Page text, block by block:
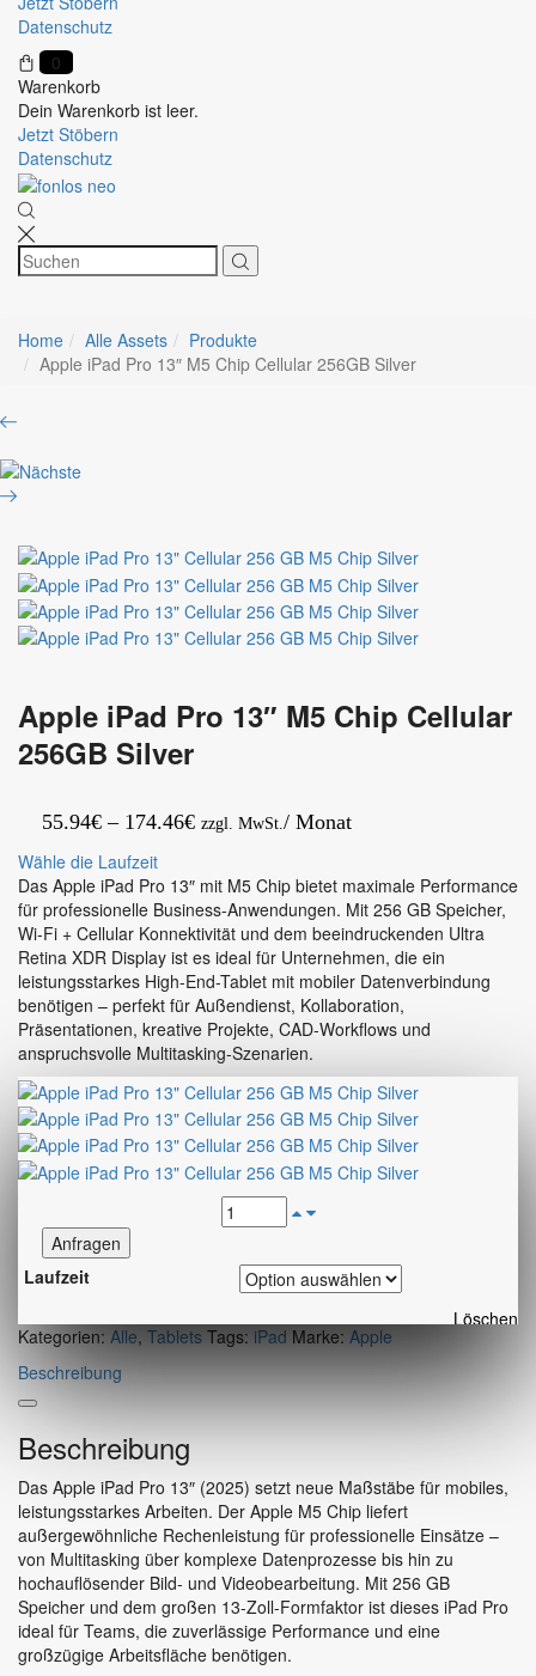
Datenschutz
0
Warenkorb
Dein Warenkorb ist leer.
Jetzt Stöbern
Datenschutz
Home Alle Assets
Produkte
Apple iPad Pro 13″ M5 Chip Cellular 256GB Silver
Product
Apple
Pro
13″
Cellular
1TB
Silver
Samsung
Galaxy
Black
Apple iPad Pro 13″ M5 Chip Cellular
256GB Silver
55.94€ – 174.46€Preisspanne:
bis
174.46€
zzgl. MwSt./ Monat
Wähle die Laufzeit
Das Apple iPad Pro 13″ mit M5 Chip bietet maximale Performance
für professionelle Business-Anwendungen. Mit 256 GB Speicher,
Wi-Fi + Cellular Konnektivität und dem beeindruckenden Ultra
Retina XDR Display ist es ideal für Unternehmen, die ein
leistungsstarkes High-End-Tablet mit mobiler Datenverbindung
benötigen – perfekt für Außendienst, Kollaboration,
Präsentationen, kreative Projekte, CAD-Workflows und
anspruchsvolle Multitasking-Szenarien.
Anfragen
Laufzeit
Löschen
Kategorien: Alle, Tablets Tags: iPad Marke: Apple
Beschreibung
Beschreibung
Das Apple iPad Pro 13″ (2025) setzt neue Maßstäbe für mobiles,
leistungsstarkes Arbeiten. Der Apple M5 Chip liefert
außergewöhnliche Rechenleistung für professionelle Einsätze –
von Multitasking über komplexe Datenprozesse bis hin zu
hochauflösender Bild- und Videobearbeitung. Mit 256 GB
Speicher und dem großen 13-Zoll-Formfaktor ist dieses iPad Pro
ideal für Teams, die zuverlässige Performance und eine
großzügige Arbeitsfläche benötigen.